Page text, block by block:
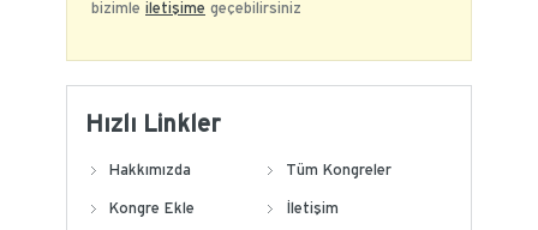
bizimle iletişime geçebilirsiniz
Hızlı Linkler
Hakkımızda Tüm Kongreler
Kongre Ekle İletişim